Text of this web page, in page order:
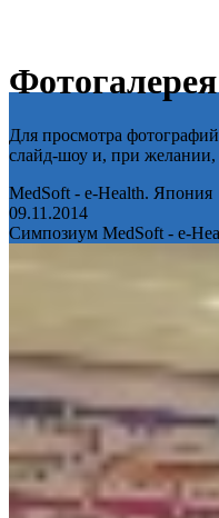
Для просмотра
слайд-шоу и, при желании,
MedSoft - e-Health. Япония
09.11.2014
Симпозиум MedSoft - e-